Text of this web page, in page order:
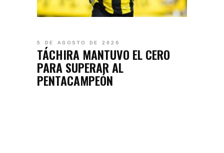
5 DE AGOSTO DE 2026
TÁCHIRA MANTUVO EL CERO
PARA SUPERAR AL
PENTACAMPEÓN